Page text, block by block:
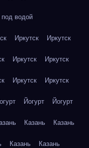
водой
Иркутск Иркутск
Иркутск Иркутск
Иркутск Иркутск
Йогурт Йогурт
Казань Казань
Казань Казань